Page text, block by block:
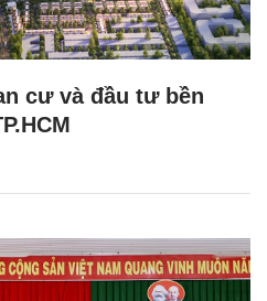
cư và đầu tư bền